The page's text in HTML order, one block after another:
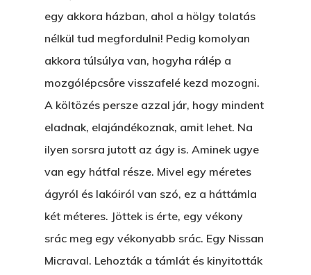
egy akkora házban, ahol a hölgy tolatás
nélkül tud megfordulni! Pedig komolyan
akkora túlsúlya van, hogyha rálép a
mozgólépcsőre visszafelé kezd mozogni.
A költözés persze azzal jár, hogy mindent
eladnak, elajándékoznak, amit lehet. Na
ilyen sorsra jutott az ágy is. Aminek ugye
van egy hátfal része. Mivel egy méretes
ágyról és lakóiról van szó, ez a háttámla
két méteres. Jöttek is érte, egy vékony
srác meg egy vékonyabb srác. Egy Nissan
Micraval. Lehozták a támlát és kinyitották
Nem Szégyen Az
KI-BEJÁRAT
És Akkor A Balta
A Pitli
Pofád, Az Van!
Egy Be-Fektetést,
FELICITÁ
Betli
About Salient
The Castle
Unit 345
2500 Castle Dr
Manhattan, NY
T: +216 (0)40 3629